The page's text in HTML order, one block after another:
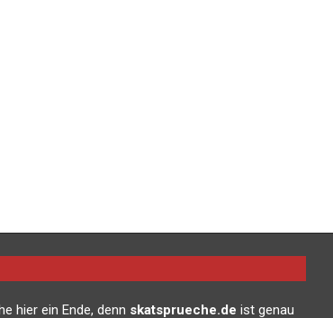
hier ein Ende, denn skatsprueche.de ist genau